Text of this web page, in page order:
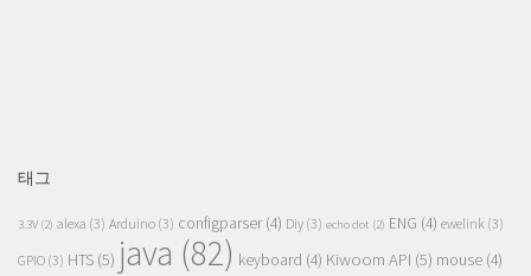
태그
3.3V (2) alexa (3) Arduino (3) configparser(4) Diy (3) echo dot (2) ENG (4) ewelink (3)
GPIO (3) HTS (5) java (82) keyboard (4) Kiwoom API (5) mouse (4)